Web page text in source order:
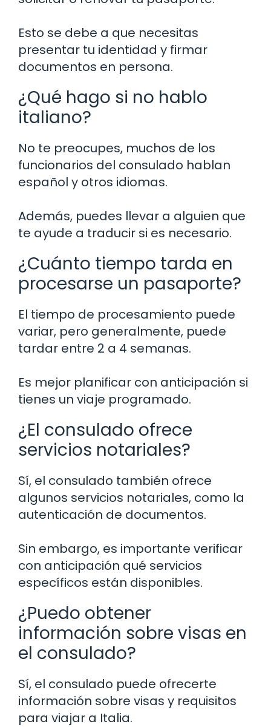
Esto se debe a que necesitas
presentar tu identidad y firmar
documentos en persona.
¿Qué hago si no hablo
italiano?
No te preocupes, muchos de los
funcionarios del consulado hablan
español y otros idiomas.
Además, puedes llevar a alguien que
te ayude a traducir si es necesario.
¿Cuánto tiempo tarda en
procesarse un pasaporte?
El tiempo de procesamiento puede
variar, pero generalmente, puede
tardar entre 2 a 4 semanas.
Es mejor planificar con anticipación si
tienes un viaje programado.
¿El consulado ofrece
servicios notariales?
Sí, el consulado también ofrece
algunos servicios notariales, como la
autenticación de documentos.
Sin embargo, es importante verificar
con anticipación qué servicios
específicos están disponibles.
¿Puedo obtener
información sobre visas en
el consulado?
Sí, el consulado puede ofrecerte
información sobre visas y requisitos
para viajar a Italia.